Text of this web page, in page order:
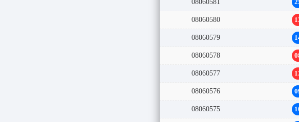
08060582
08060581
08060580
08060579
08060578
08060577
08060576